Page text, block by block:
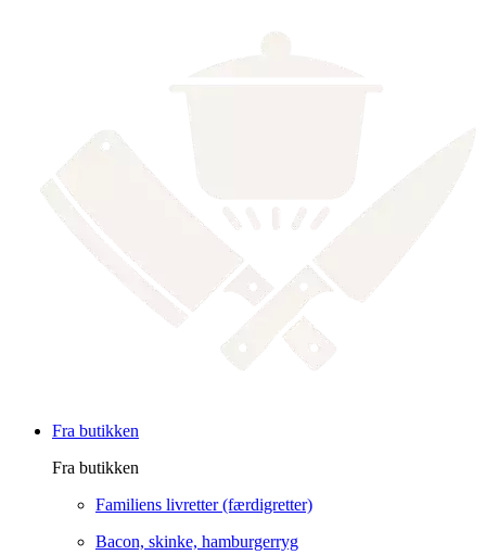
Fra butikken
Fra butikken
Familiens livretter (færdigretter)
Bacon, skinke, hamburgerryg